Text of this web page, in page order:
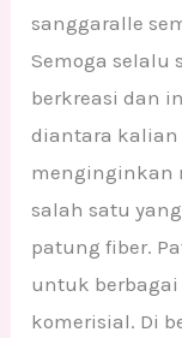
sanggaralle
Semoga selalu
berkreasi dan
diantara
menginginkan
salah satu
patung fiber.
untuk
komerisial. Di